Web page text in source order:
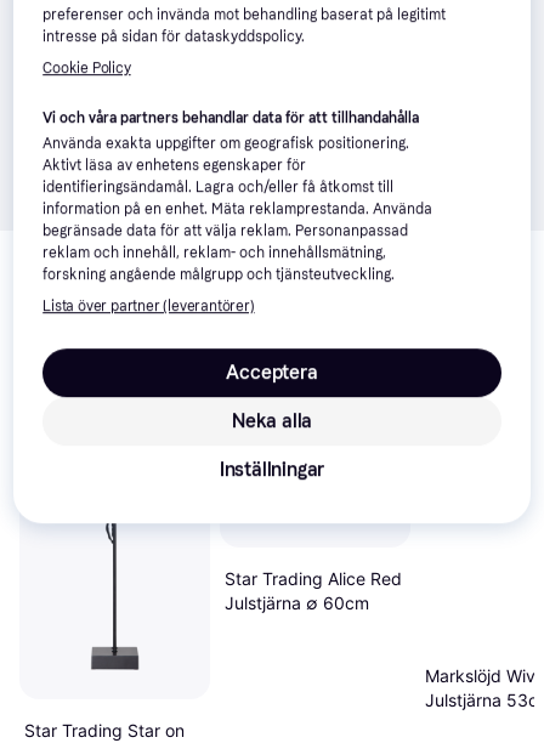
Relaterade produkter
Vi har plockat fram ett urval av produkter som kanske skulle
intressera dig. Visa alla
Star Trading Star on
Star Trading Alice Red
Julstjärna ∅ 60cm
Markslöjd Wivi
Julstjärna
preferenser och invända mot behandling baserat på legitimt
intresse på sidan för dataskyddspolicy.
Cookie Policy
Vi och våra partners behandlar data för att tillhandahålla
Använda exakta uppgifter om geografisk positionering.
Aktivt läsa av enhetens egenskaper för
identifieringsändamål. Lagra och/eller få åtkomst till
information på en enhet. Mäta reklamprestanda. Använda
begränsade data för att välja reklam. Personanpassad
reklam och innehåll, reklam- och innehållsmätning,
forskning angående målgrupp och tjänsteutveckling.
Lista över partner (leverantörer)
Neka alla
Acceptera
Inställningar